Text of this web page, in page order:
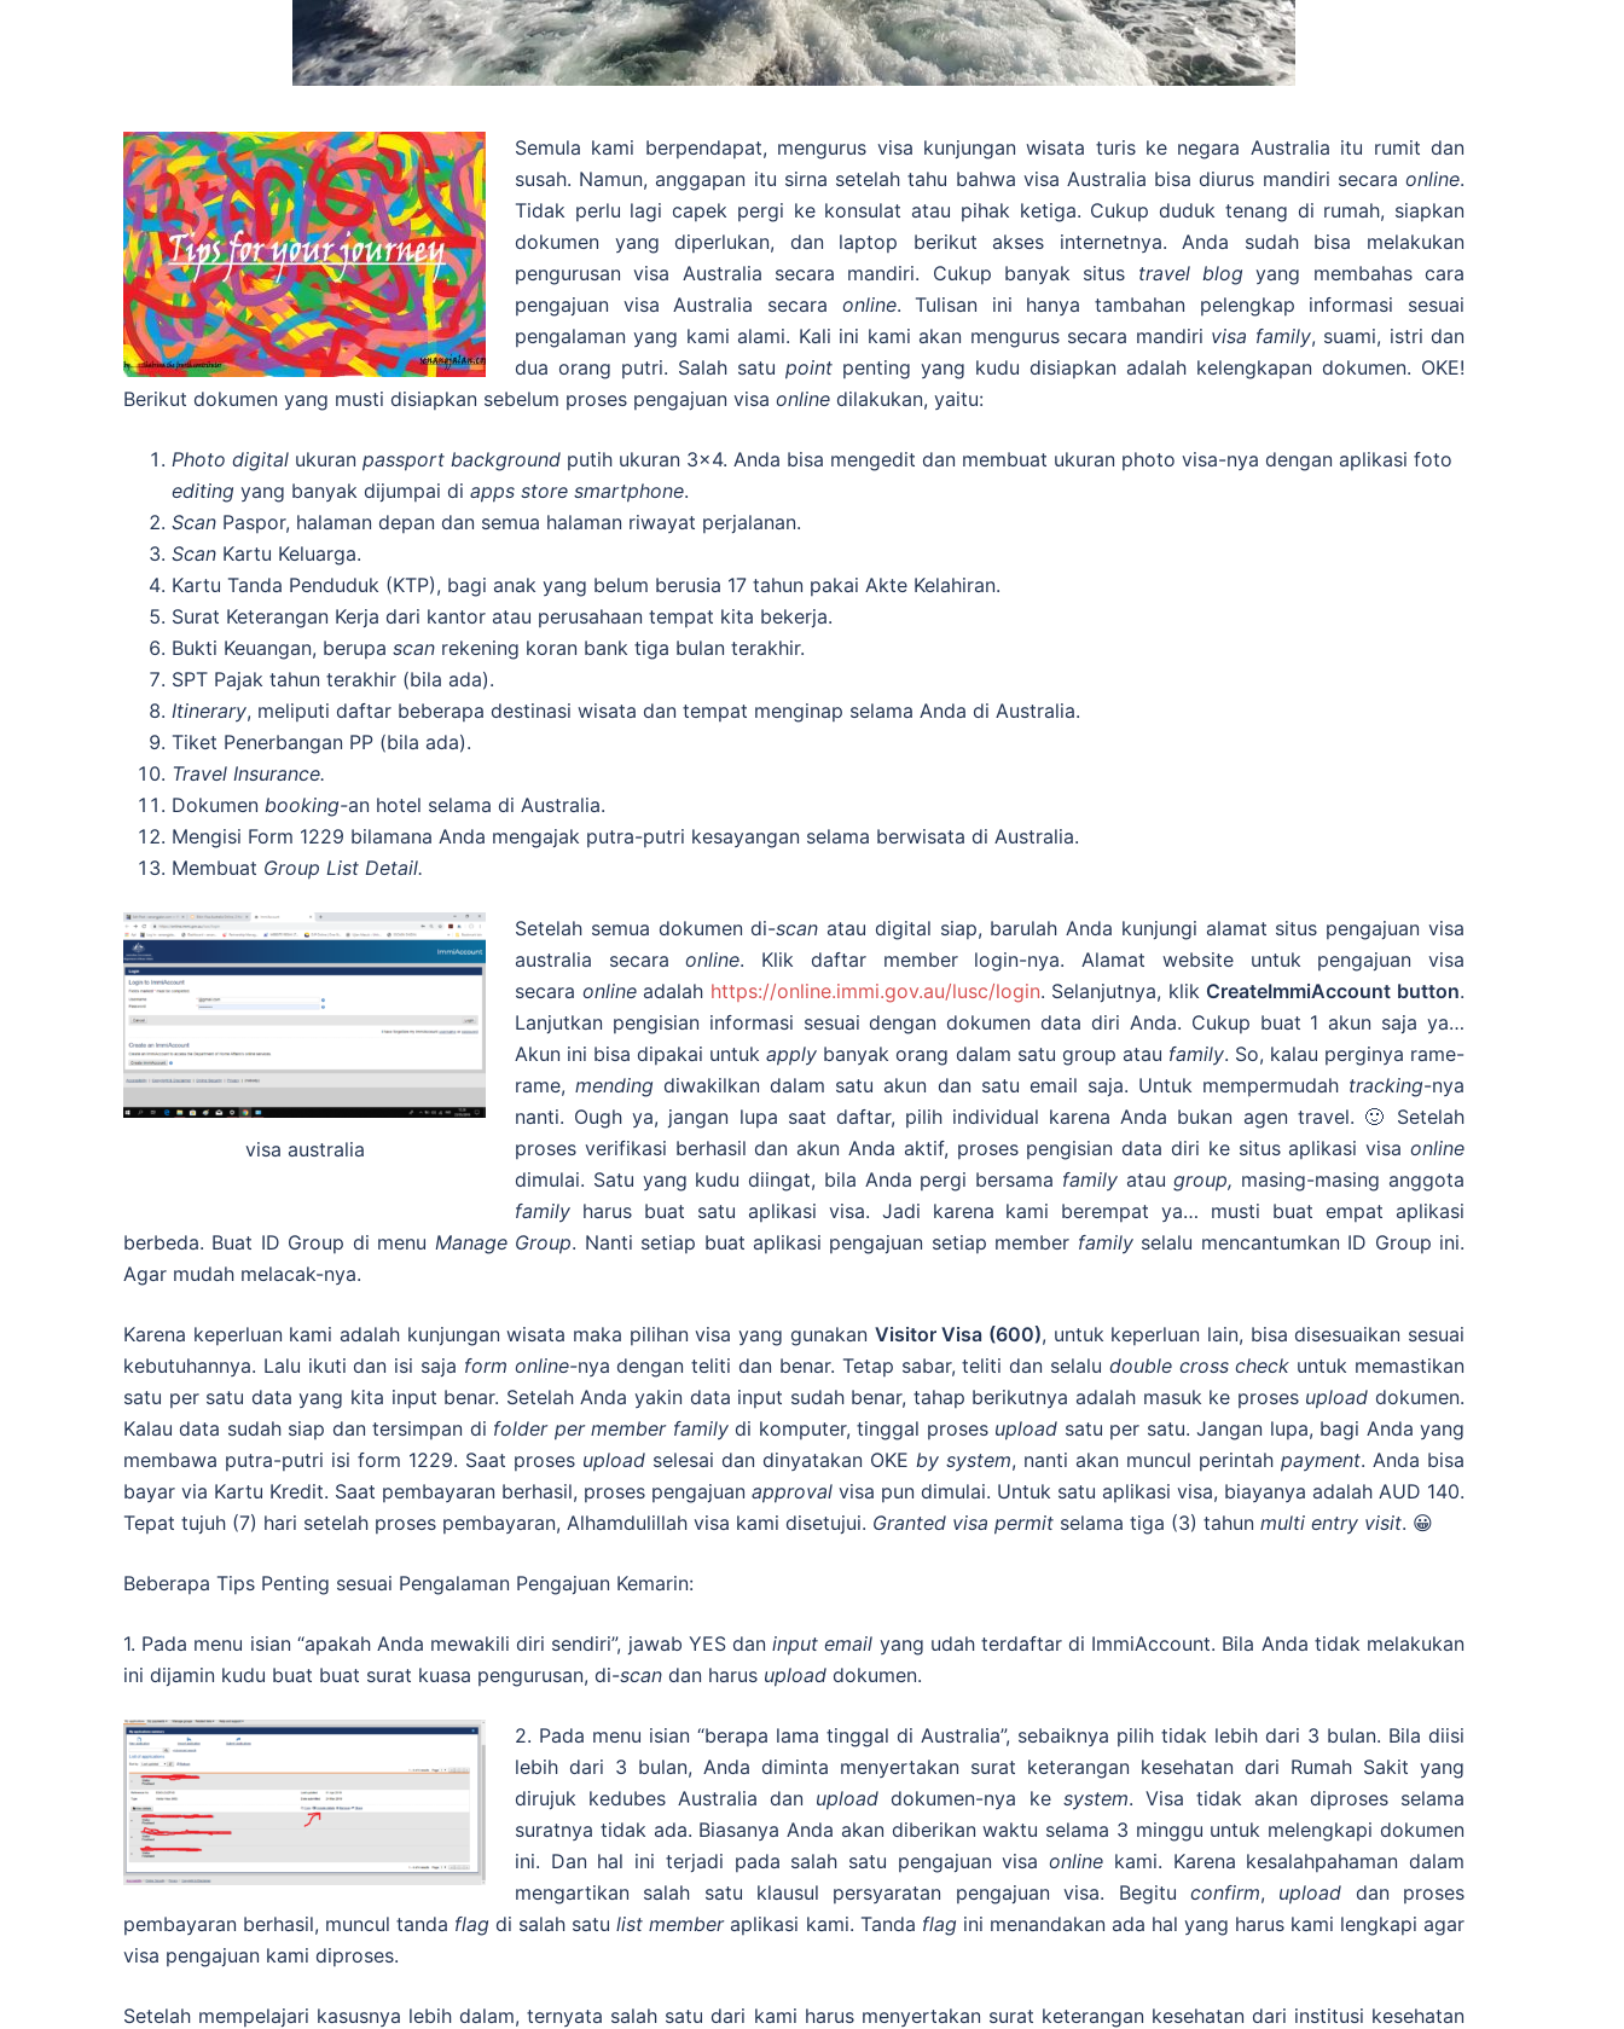
Semula kami berpendapat, mengurus visa kunjungan wisata turis ke negara Australia itu rumit dan
susah. Namun, anggapan itu sirna setelah tahu bahwa visa Australia bisa diurus mandiri secara online.
Tidak perlu lagi capek pergi ke konsulat atau pihak ketiga. Cukup duduk tenang di rumah, siapkan
dokumen yang diperlukan, dan laptop berikut akses internetnya. Anda sudah bisa melakukan
pengurusan visa Australia secara mandiri. Cukup banyak situs travel blog yang membahas cara
pengajuan visa Australia secara online. Tulisan ini hanya tambahan pelengkap informasi sesuai
pengalaman yang kami alami. Kali ini kami akan mengurus secara mandiri visa family, suami, istri dan
dua orang putri. Salah satu point penting yang kudu disiapkan adalah kelengkapan dokumen. OKE!
Berikut dokumen yang musti disiapkan sebelum proses pengajuan visa online dilakukan, yaitu:
Photo digital ukuran passport background putih ukuran 3×4. Anda bisa mengedit dan membuat ukuran photo visa-nya dengan aplikasi foto
editing yang banyak dijumpai di apps store smartphone.
Scan Paspor, halaman depan dan semua halaman riwayat perjalanan.
Scan Kartu Keluarga.
Kartu Tanda Penduduk (KTP), bagi anak yang belum berusia 17 tahun pakai Akte Kelahiran.
Surat Keterangan Kerja dari kantor atau perusahaan tempat kita bekerja.
Bukti Keuangan, berupa scan rekening koran bank tiga bulan terakhir.
SPT Pajak tahun terakhir (bila ada).
Itinerary, meliputi daftar beberapa destinasi wisata dan tempat menginap selama Anda di Australia.
Tiket Penerbangan PP (bila ada).
Travel Insurance.
Dokumen booking-an hotel selama di Australia.
Mengisi Form 1229 bilamana Anda mengajak putra-putri kesayangan selama berwisata di Australia.
Membuat Group List Detail.
visa australia
Setelah semua dokumen di-scan atau digital siap, barulah Anda kunjungi alamat situs pengajuan visa
australia secaraonline. Klik daftar member login-nya. Alamat website untuk pengajuan visa
secara onlineadalah https://online.immi.gov.au/lusc/login. Selanjutnya, klik CreateImmiAccount button.
Lanjutkan pengisian informasi sesuai dengan dokumen data diri Anda. Cukup buat 1 akun saja ya…
Akun ini bisa dipakai untukapply banyak orang dalam satu group atau family. So, kalau perginya rame-
rame,mending diwakilkan dalam satu akun dan satu email saja. Untuk mempermudah tracking-nya
nanti. Ough ya, jangan lupa saat daftar, pilih individual karena Anda bukan agen travel. 🙂 Setelah
proses verifikasi berhasil dan akun Anda aktif, proses pengisian data diri ke situs aplikasi visa online
dimulai. Satu yang kudu diingat, bila Anda pergi bersama familyataugroup, masing-masing anggota
family harus buat satu aplikasi visa. Jadi karena kami berempat ya… musti buat empat aplikasi
berbeda. Buat ID Group di menu Manage Group. Nanti setiap buat aplikasi pengajuan setiap member familyselalu mencantumkan ID Group ini.
Agar mudah melacak-nya.
Karena keperluan kami adalah kunjungan wisata maka pilihan visa yang gunakan Visitor Visa (600), untuk keperluan lain, bisa disesuaikan sesuai
kebutuhannya. Lalu ikuti dan isi saja form online-nya dengan teliti dan benar. Tetap sabar, teliti dan selalu double cross check untuk memastikan
satu per satu data yang kita input benar. Setelah Anda yakin data input sudah benar, tahap berikutnya adalah masuk ke proses upload dokumen.
Kalau data sudah siap dan tersimpan di folder per member familydi komputer, tinggal proses upload satu per satu. Jangan lupa, bagi Anda yang
membawa putra-putri isi form 1229. Saat proses upload selesai dan dinyatakan OKE by system, nanti akan muncul perintah payment. Anda bisa
bayar via Kartu Kredit. Saat pembayaran berhasil, proses pengajuan approval visa pun dimulai. Untuk satu aplikasi visa, biayanya adalah AUD 140.
Tepat tujuh (7) hari setelah proses pembayaran, Alhamdulillah visa kami disetujui. Granted visa permit selama tiga (3) tahun multi entry visit. 😀
Beberapa Tips Penting sesuai Pengalaman Pengajuan Kemarin:
1. Pada menu isian “apakah Anda mewakili diri sendiri”, jawab YES daninput email yang udah terdaftar di ImmiAccount. Bila Anda tidak melakukan
ini dijamin kudu buat buat surat kuasa pengurusan, di-scan dan harus upload dokumen.
2. Pada menu isian “berapa lama tinggal di Australia”, sebaiknya pilih tidak lebih dari 3 bulan. Bila diisi
lebih dari 3 bulan, Anda diminta menyertakan surat keterangan kesehatan dari Rumah Sakit yang
dirujuk kedubes Australia dan upload dokumen-nya ke system. Visa tidak akan diproses selama
suratnya tidak ada. Biasanya Anda akan diberikan waktu selama 3 minggu untuk melengkapi dokumen
ini. Dan hal ini terjadi pada salah satu pengajuan visaonline kami. Karena kesalahpahaman dalam
mengartikan salah satu klausul persyaratan pengajuan visa. Begitu confirm, upload dan proses
pembayaran berhasil, muncul tanda flag di salah satulist memberaplikasi kami. Tanda flagini menandakan ada hal yang harus kami lengkapi agar
visa pengajuan kami diproses.
Setelah mempelajari kasusnya lebih dalam, ternyata salah satu dari kami harus menyertakan surat keterangan kesehatan dari institusi kesehatan